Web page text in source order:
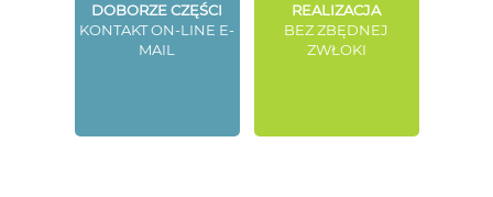
DOBORZE CZĘŚCI
KONTAKT ON-LINE E-
MAIL
REALIZACJA
BEZ ZBĘDNEJ
ZWŁOKI